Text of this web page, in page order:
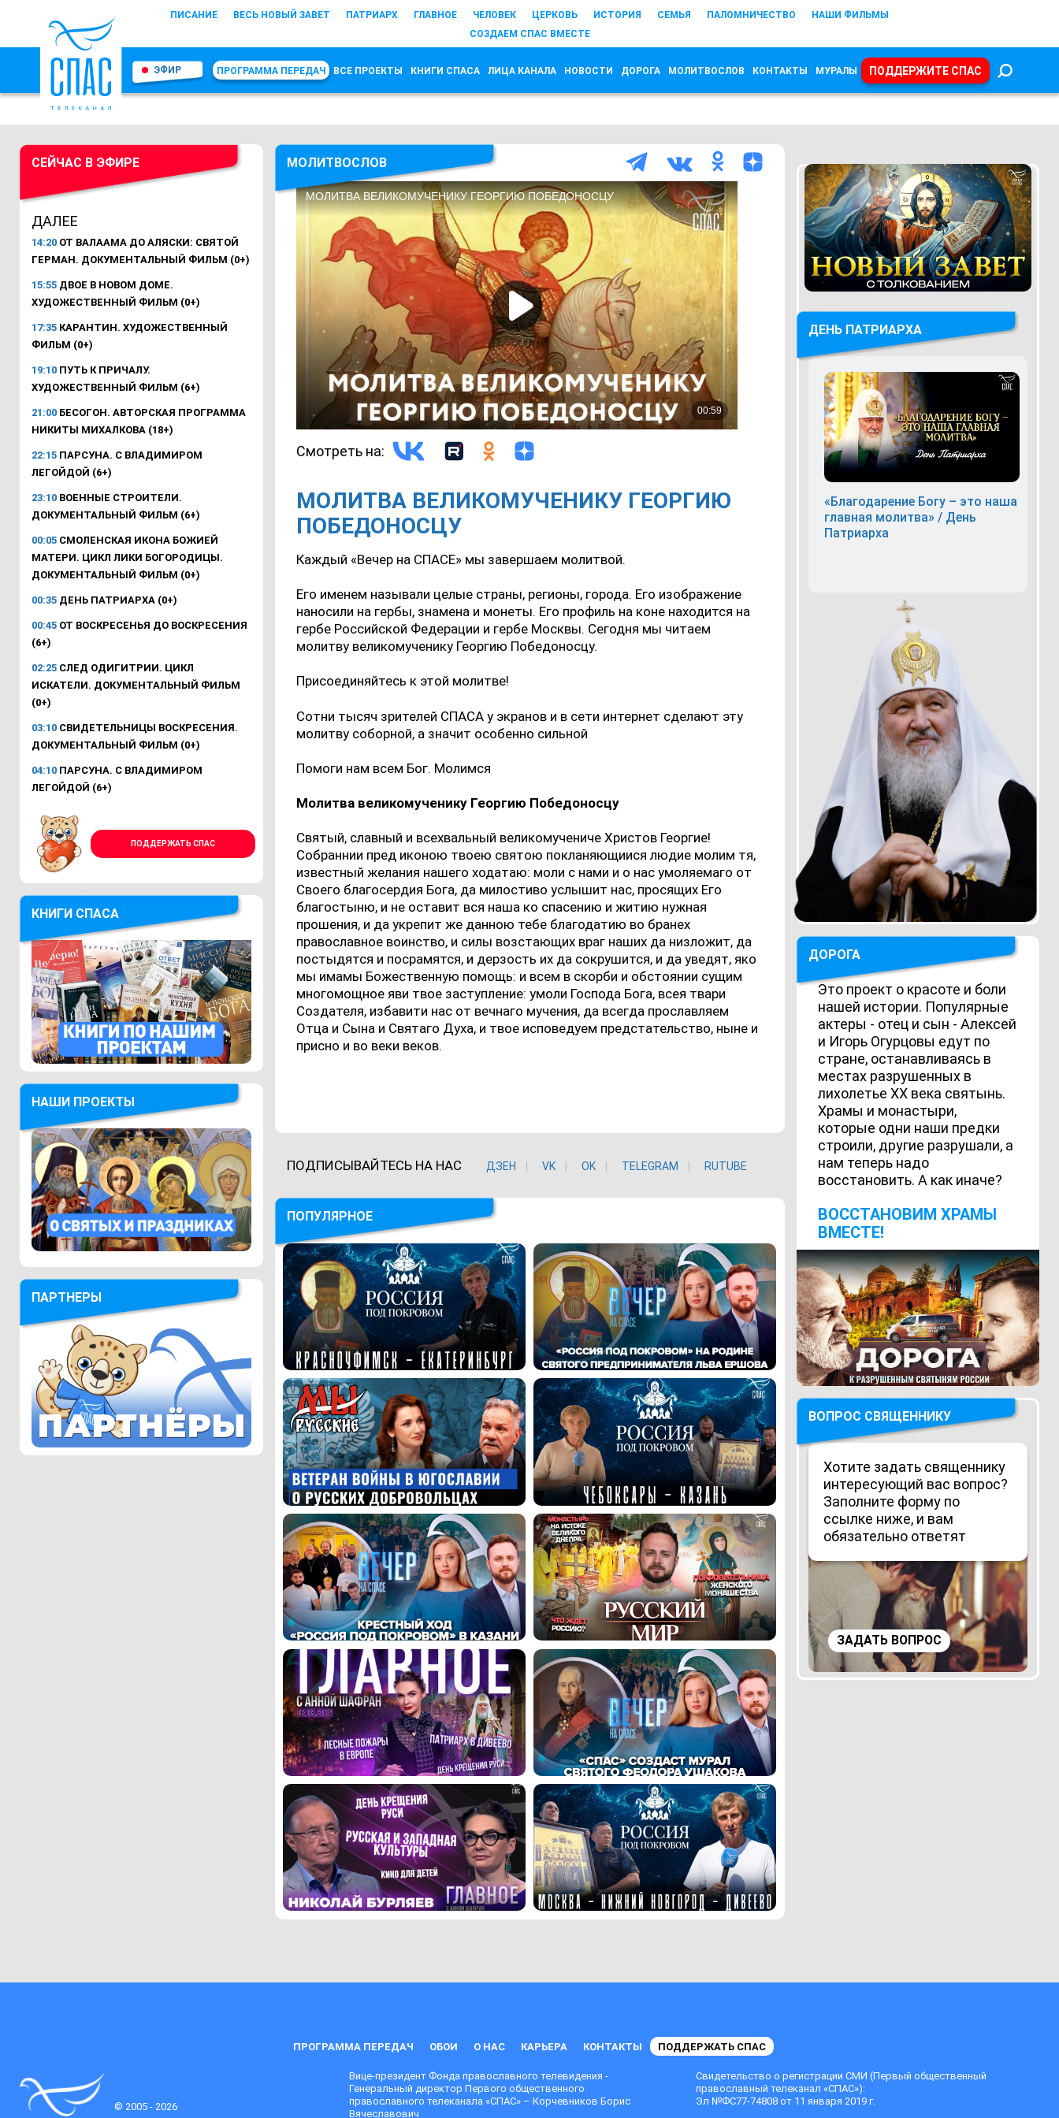
ПИСАНИЕ ВЕСЬ НОВЫЙ ЗАВЕТ ПАТРИАРХ ГЛАВНОЕ ЧЕЛОВЕК ЦЕРКОВЬ ИСТОРИЯ СЕМЬЯ ПАЛОМНИЧЕСТВО
НАШИ ФИЛЬМЫ
СОЗДАЕМ СПАС ВМЕСТЕ
ЭФИР ПРОГРАММА ПЕРЕДАЧ ВСЕ ПРОЕКТЫ КНИГИ СПАСА ЛИЦА КАНАЛА НОВОСТИ ДОРОГА МОЛИТВОСЛОВ КОНТАКТЫ МУРАЛЫ ПОДДЕРЖИТЕ СПАС
СЕЙЧАС В ЭФИРЕ
ДАЛЕЕ
14:20 ОТ ВАЛААМА ДО АЛЯСКИ: СВЯТОЙ
ГЕРМАН. ДОКУМЕНТАЛЬНЫЙ ФИЛЬМ (0+)
15:55 ДВОЕ В НОВОМ ДОМЕ.
ХУДОЖЕСТВЕННЫЙ ФИЛЬМ (0+)
17:35 КАРАНТИН. ХУДОЖЕСТВЕННЫЙ
ФИЛЬМ (0+)
19:10 ПУТЬ К ПРИЧАЛУ.
ХУДОЖЕСТВЕННЫЙ ФИЛЬМ (6+)
21:00 БЕСОГОН. АВТОРСКАЯ ПРОГРАММА
НИКИТЫ МИХАЛКОВА (18+)
22:15 ПАРСУНА. С ВЛАДИМИРОМ
ЛЕГОЙДОЙ (6+)
23:10 ВОЕННЫЕ СТРОИТЕЛИ.
ДОКУМЕНТАЛЬНЫЙ ФИЛЬМ (6+)
00:05 СМОЛЕНСКАЯ ИКОНА БОЖИЕЙ
МАТЕРИ. ЦИКЛ ЛИКИ БОГОРОДИЦЫ.
ДОКУМЕНТАЛЬНЫЙ ФИЛЬМ (0+)
00:35 ДЕНЬ ПАТРИАРХА (0+)
00:45 ОТ ВОСКРЕСЕНЬЯ ДО ВОСКРЕСЕНИЯ
(6+)
02:25 СЛЕД ОДИГИТРИИ. ЦИКЛ
ИСКАТЕЛИ. ДОКУМЕНТАЛЬНЫЙ ФИЛЬМ
(0+)
03:10 СВИДЕТЕЛЬНИЦЫ ВОСКРЕСЕНИЯ.
ДОКУМЕНТАЛЬНЫЙ ФИЛЬМ (0+)
04:10 ПАРСУНА. С ВЛАДИМИРОМ
ЛЕГОЙДОЙ (6+)
ПОДДЕРЖАТЬ СПАС
КНИГИ СПАСА
НАШИ ПРОЕКТЫ
ПАРТНЕРЫ
МОЛИТВОСЛОВ
Смотреть на:
МОЛИТВА ВЕЛИКОМУЧЕНИКУ ГЕОРГИЮ
ПОБЕДОНОСЦУ
Каждый «Вечер на СПАСЕ» мы завершаем молитвой.
Его именем называли целые страны, регионы, города. Его изображение
наносили на гербы, знамена и монеты. Его профиль на коне находится на
гербе Российской Федерации и гербе Москвы. Сегодня мы читаем
молитву великомученику Георгию Победоносцу.
Присоединяйтесь к этой молитве!
Сотни тысяч зрителей СПАСА у экранов и в сети интернет сделают эту
молитву соборной, а значит особенно сильной
Помоги нам всем Бог. Молимся
Молитва великомученику Георгию Победоносцу
Святый, славный и всехвальный великомучениче Христов Георгие!
Собраннии пред иконою твоею святою покланяющиися людие молим тя,
известный желания нашего ходатаю: моли с нами и о нас умоляемаго от
Своего благосердия Бога, да милостиво услышит нас, просящих Его
благостыню, и не оставит вся наша ко спасению и житию нужная
прошения, и да укрепит же данною тебе благодатию во бранех
православное воинство, и силы возстающих враг наших да низложит, да
постыдятся и посрамятся, и дерзость их да сокрушится, и да уведят, яко
мы имамы Божественную помощь: и всем в скорби и обстоянии сущим
многомощное яви твое заступление: умоли Господа Бога, всея твари
Создателя, избавити нас от вечнаго мучения, да всегда прославляем
Отца и Сына и Святаго Духа, и твое исповедуем предстательство, ныне и
присно и во веки веков.
ПОДПИСЫВАЙТЕСЬ НА НАС ДЗЕН VK ОK TELEGRAM RUTUBE
ПОПУЛЯРНОЕ
ДЕНЬ ПАТРИАРХА
«Благодарение Богу – это наша
главная молитва» / День
Патриарха
ДОРОГА
Это проект о красоте и боли
нашей истории. Популярные
актеры - отец и сын - Алексей
и Игорь Огурцовы едут по
стране, останавливаясь в
местах разрушенных в
лихолетье ХХ века святынь.
Храмы и монастыри,
которые одни наши предки
строили, другие разрушали, а
нам теперь надо
восстановить. А как иначе?
ВОCСТАНОВИМ ХРАМЫ
ВМЕСТЕ!
ВОПРОС СВЯЩЕННИКУ
Хотите задать священнику
интересующий вас вопрос?
Заполните форму по
ссылке ниже, и вам
обязательно ответят
ЗАДАТЬ ВОПРОС
ПРОГРАММА ПЕРЕДАЧ ОБОИ О НАС КАРЬЕРА КОНТАКТЫ ПОДДЕРЖАТЬ СПАС
© 2005 - 2026
Вице-президент Фонда православного телевидения -
Генеральный директор Первого общественного
православного телеканала «СПАС» – Корчевников Борис
Вячеславович
Свидетельство о регистрации СМИ (Первый общественный
православный телеканал «СПАС»):
Эл №ФС77-74808 от 11 января 2019 г.